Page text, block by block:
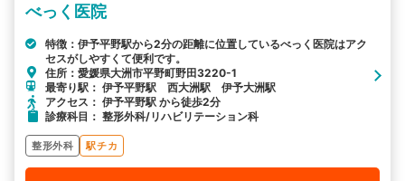
べっく医院
特徴：伊予平野駅から2分の距離に位置しているべっく医院はアク
セスがしやすくて便利です。
住所：愛媛県大洲市平野町野田3220-1
最寄り駅： 伊予平野駅 西大洲駅 伊予大洲駅
アクセス： 伊予平野駅 から徒歩2分
診療科目： 整形外科/リハビリテーション科
整形外科 駅チカ